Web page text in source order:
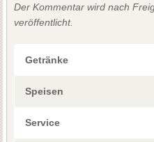
Der Kommentar wird nach
veröffentlicht.
Getränke
Speisen
Service